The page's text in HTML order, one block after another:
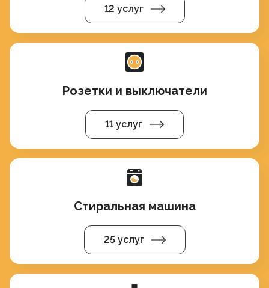
12 услуг
Розетки и выключатели
11 услуг
Стиральная машина
25 услуг